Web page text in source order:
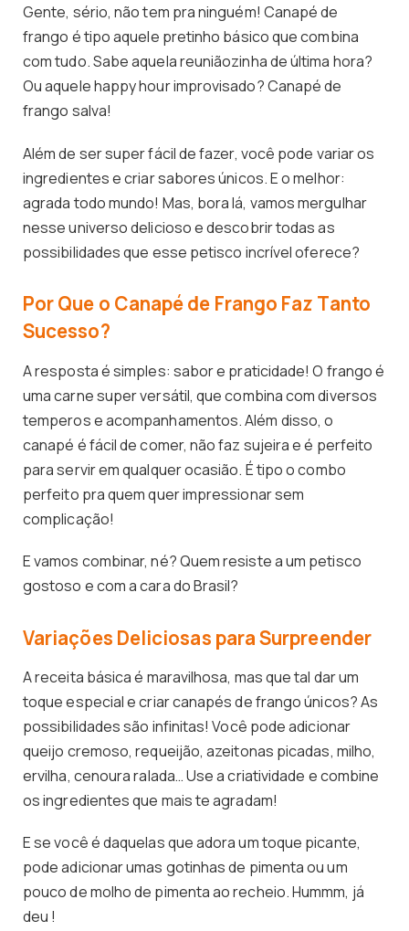
Gente, sério, não tem pra ninguém! Canapé de
frango é tipo aquele pretinho básico que combina
com tudo. Sabe aquela reuniãozinha de última hora?
Ou aquele happy hour improvisado? Canapé de
frango salva!
Além de ser super fácil de fazer, você pode variar os
ingredientes e criar sabores únicos. E o melhor:
agrada todo mundo! Mas, bora lá, vamos mergulhar
nesse universo delicioso e descobrir todas as
possibilidades que esse petisco incrível oferece?
Por Que o Canapé de Frango Faz Tanto
Sucesso?
A resposta é simples: sabor e praticidade! O frango é
uma carne super versátil, que combina com diversos
temperos e acompanhamentos. Além disso, o
canapé é fácil de comer, não faz sujeira e é perfeito
para servir em qualquer ocasião. É tipo o combo
perfeito pra quem quer impressionar sem
complicação!
E vamos combinar, né? Quem resiste a um petisco
gostoso e com a cara do Brasil?
Variações Deliciosas para Surpreender
A receita básica é maravilhosa, mas que tal dar um
toque especial e criar canapés de frango únicos? As
possibilidades são infinitas! Você pode adicionar
queijo cremoso, requeijão, azeitonas picadas, milho,
ervilha, cenoura ralada… Use a criatividade e combine
os ingredientes que mais te agradam!
E se você é daquelas que adora um toque picante,
pode adicionar umas gotinhas de pimenta ou um
pouco de molho de pimenta ao recheio. Hummm, já
deu !